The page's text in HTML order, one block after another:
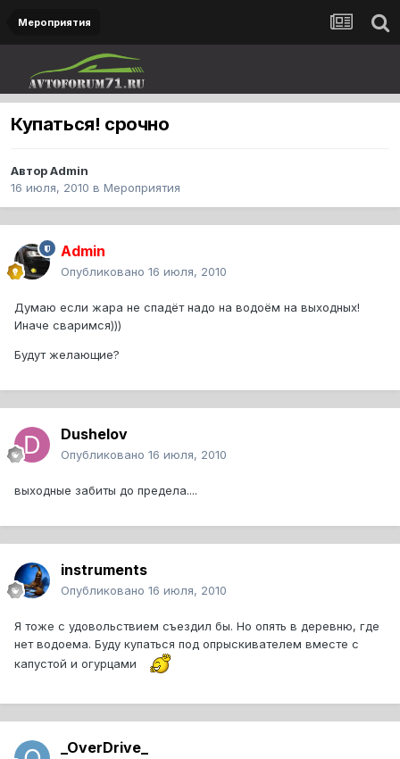
Мероприятия
Купаться! срочно
АвторAdmin
16 июля, 2010 в Мероприятия
Admin
Опубликовано 16 июля, 2010
Думаю если жара не спадёт надо на водоём на выходных!
Иначе сваримся)))
Будут желающие?
Dushelov
Опубликовано 16 июля, 2010
выходные забиты до предела....
instruments
Опубликовано 16 июля, 2010
Я тоже с удовольствием съездил бы. Но опять в деревню, где
нет водоема. Буду купаться под опрыскивателем вместе с
капустой и огурцами
_OverDrive_